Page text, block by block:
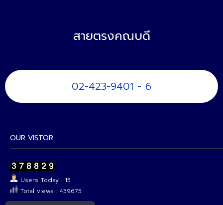
สายตรงคณบดี
02-423-9401 - 6
OUR VISTOR
Users Today : 15
Total views : 459675